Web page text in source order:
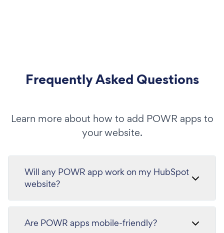
Frequently Asked Questions
Learn more about how to add POWR apps to
your website.
Will any POWR app work on my HubSpot
website?
Are POWR apps mobile-friendly?